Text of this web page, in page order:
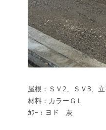
屋根：ＳＶ2、ＳＶ3、
材料：カラーＧＬ
ｶﾗｰ：ヨド 灰